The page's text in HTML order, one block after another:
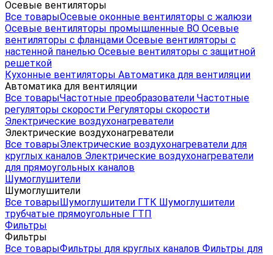
Осевые вентиляторы
Все товарыОсевые оконные вентиляторы с жалюзи
Осевые вентиляторы промышленные ВО Осевые
вентиляторы с фланцами Осевые вентиляторы с
настенной панелью Осевые вентиляторы с защитной
решеткой
Кухонные вентиляторы Автоматика для вентиляции
Автоматика для вентиляции
Все товарыЧастотные преобразователи Частотные
регуляторы скорости Регуляторы скорости
Электрические воздухонагреватели
Электрические воздухонагреватели
Все товарыЭлектрические воздухонагреватели для
круглых каналов Электрические воздухонагреватели
для прямоугольных каналов
Шумоглушители
Шумоглушители
Все товарыШумоглушители ГТК Шумоглушители
трубчатые прямоугольные ГТП
Фильтры
Фильтры
Все товарыФильтры для круглых каналов Фильтры для